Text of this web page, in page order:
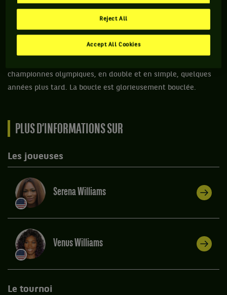
vouée à enseigner le tennis aux enfants de quartiers
défavorisés. C’est justement au sein d’une des antennes
locales de la NJTL, à Compton, que deux sœurs pas comme les
autres taperont leurs premières balles au milieu des années
championnes olympiques, en double et en simple, quelques
années plus tard. La boucle est glorieusement bouclée.
PLUS D’INFORMATIONS SUR
Les joueuses
Serena Williams
Venus Williams
Le tournoi
Reject All
Accept All Cookies